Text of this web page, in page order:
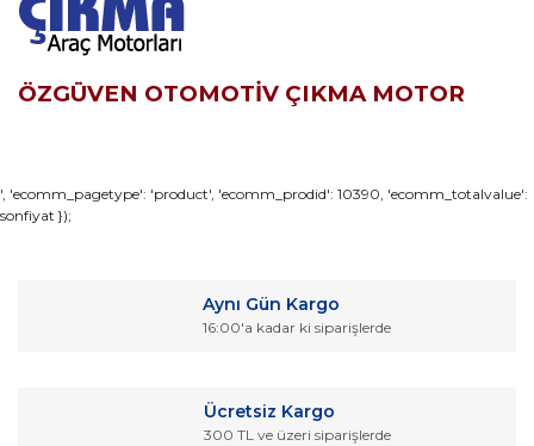
ÖZGÜVEN OTOMOTİV ÇIKMA MOTOR
Yorum Yaz
Bu ürünün fiyat bilgisi, resim, ürün açıklamalarında ve diğer
konularda yetersiz gördüğünüz noktaları öneri formunu
Ürün resmi kalitesiz, bozuk veya görüntülenemiyor.
Ürün fiyatı diğer sitelerden daha pahalı.
', 'ecomm_pagetype': 'product', 'ecomm_prodid': 10390, 'ecomm_totalvalue':
sonfiyat });
Aynı Gün Kargo
16:00'a kadar ki siparişlerde
Ücretsiz Kargo
300 TL ve üzeri siparişlerde